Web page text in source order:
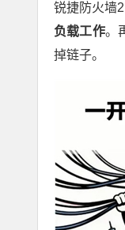
锐捷防火墙
负载工作。
掉链子。